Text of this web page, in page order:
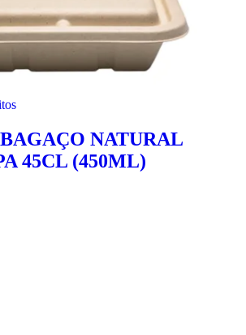
NATURAL
45CL (450ML)